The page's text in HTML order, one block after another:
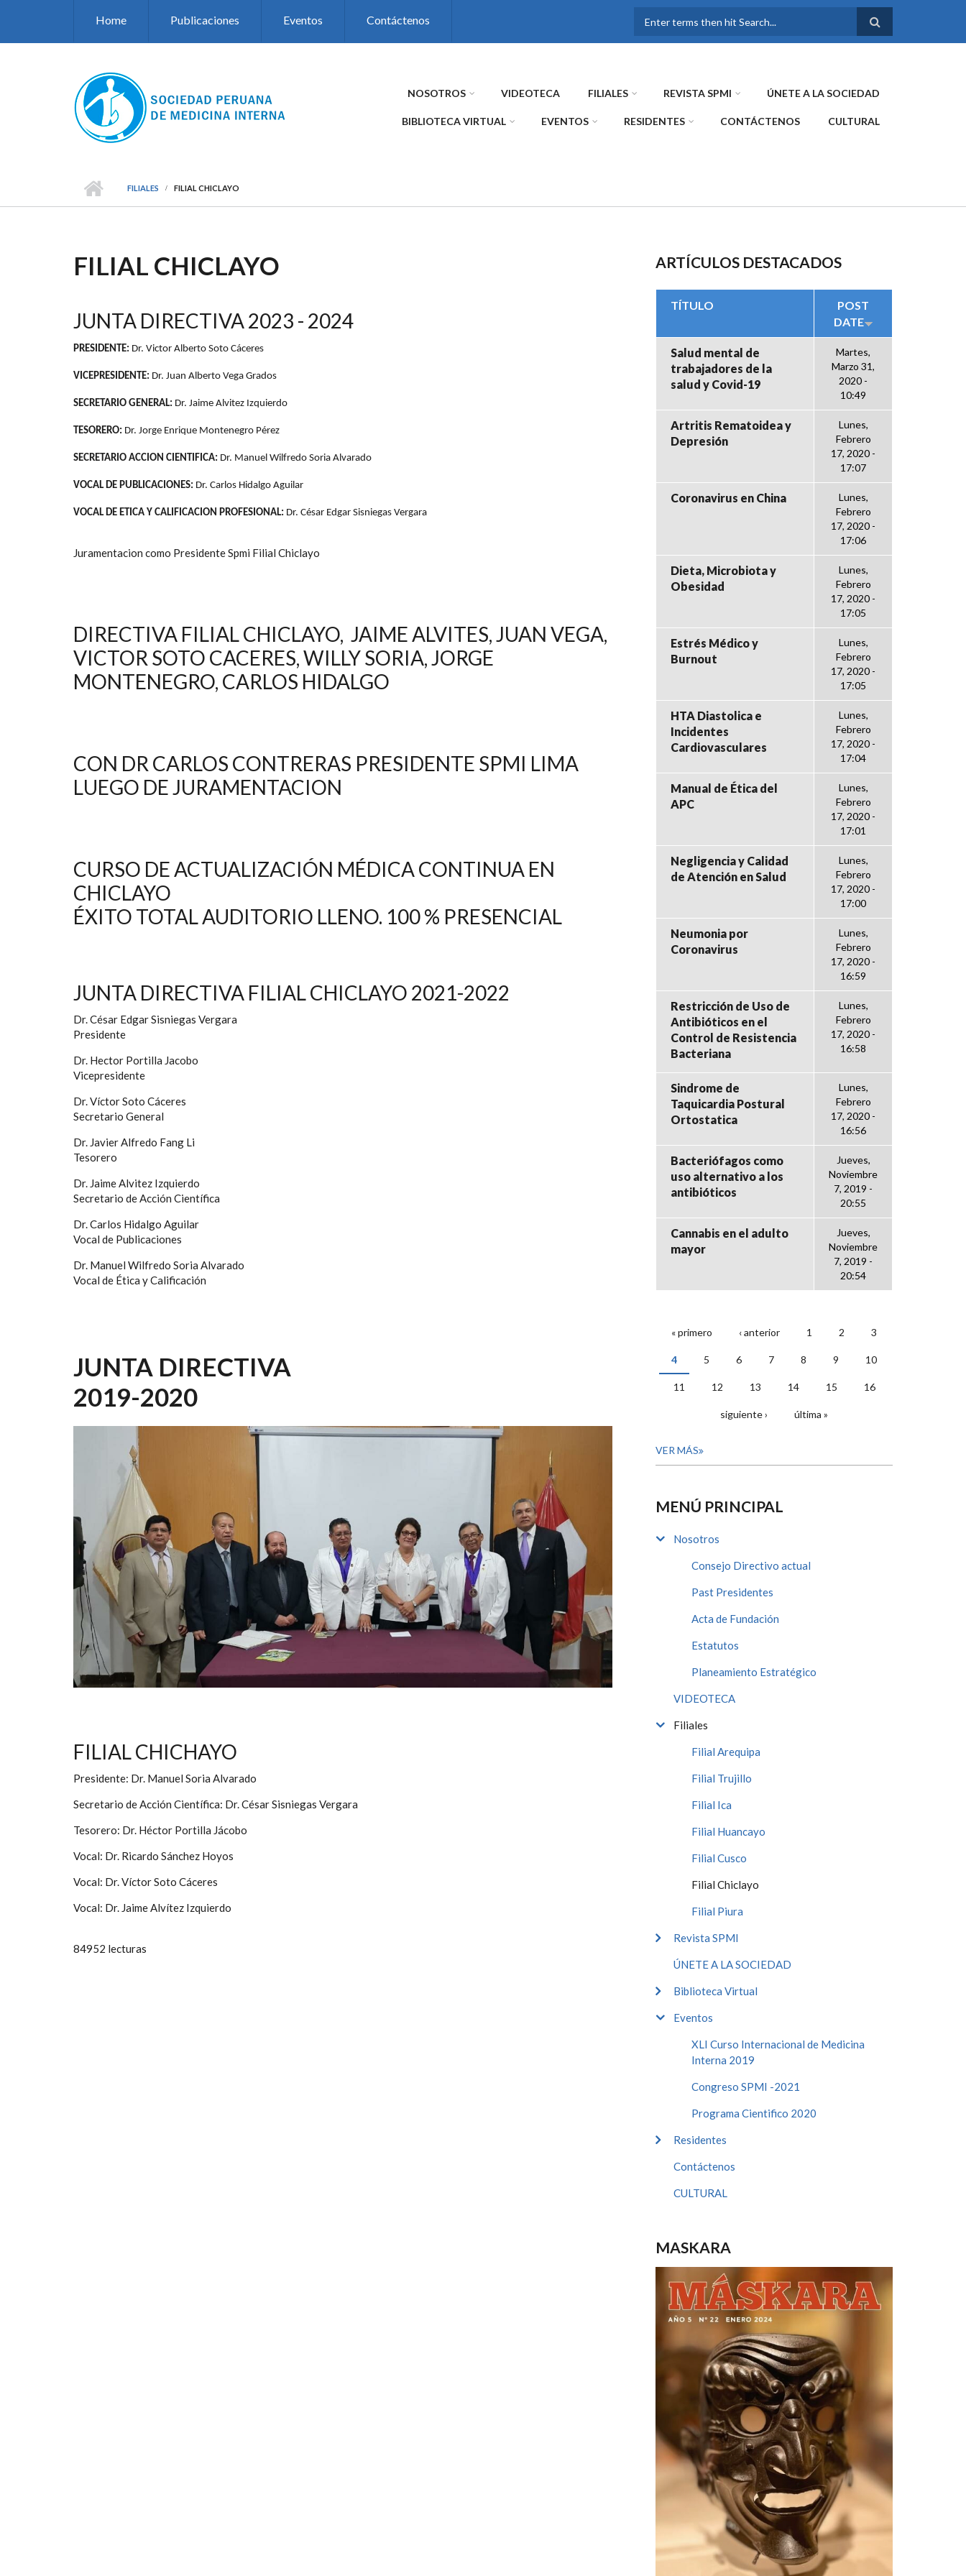
Home Publicaciones Eventos Contáctenos
FORMULARIO DE
NOSOTROS VIDEOTECA FILIALES REVISTA SPMI ÚNETE A LA SOCIEDAD
BIBLIOTECA VIRTUAL EVENTOS RESIDENTES CONTÁCTENOS CULTURAL
FILIALES FILIAL CHICLAYO
FILIAL CHICLAYO
JUNTA DIRECTIVA 2023 - 2024
PRESIDENTE: Dr. Victor Alberto Soto Cáceres
VICEPRESIDENTE: Dr. Juan Alberto Vega Grados
SECRETARIO GENERAL: Dr. Jaime Alvitez Izquierdo
TESORERO: Dr. Jorge Enrique Montenegro Pérez
SECRETARIO ACCION CIENTIFICA: Dr. Manuel Wilfredo Soria Alvarado
VOCAL DE PUBLICACIONES: Dr. Carlos Hidalgo Aguilar
VOCAL DE ETICA Y CALIFICACION PROFESIONAL: Dr. César Edgar Sisniegas Vergara
Juramentacion como Presidente Spmi Filial Chiclayo
DIRECTIVA FILIAL CHICLAYO, JAIME ALVITES, JUAN VEGA,
VICTOR SOTO CACERES, WILLY SORIA, JORGE
MONTENEGRO, CARLOS HIDALGO
CON DR CARLOS CONTRERAS PRESIDENTE SPMI LIMA
LUEGO DE JURAMENTACION
CURSO DE ACTUALIZACIÓN MÉDICA CONTINUA EN
CHICLAYO
ÉXITO TOTAL AUDITORIO LLENO. 100 % PRESENCIAL
JUNTA DIRECTIVA FILIAL CHICLAYO 2021-2022
Dr. César Edgar Sisniegas Vergara
Presidente
Dr. Hector Portilla Jacobo
Vicepresidente
Dr. Víctor Soto Cáceres
Secretario General
Dr. Javier Alfredo Fang Li
Tesorero
Dr. Jaime Alvitez Izquierdo
Secretario de Acción Científica
Dr. Carlos Hidalgo Aguilar
Vocal de Publicaciones
Dr. Manuel Wilfredo Soria Alvarado
Vocal de Ética y Calificación
JUNTA DIRECTIVA
2019-2020
FILIAL CHICHAYO
Presidente: Dr. Manuel Soria Alvarado
Secretario de Acción Científica: Dr. César Sisniegas Vergara
Tesorero: Dr. Héctor Portilla Jácobo
Vocal: Dr. Ricardo Sánchez Hoyos
Vocal: Dr. Víctor Soto Cáceres
Vocal: Dr. Jaime Alvítez Izquierdo
84952 lecturas
ARTÍCULOS DESTACADOS
TÍTULO
POST
DATE
Salud mental de
trabajadores de la
salud y Covid-19
Martes,
Marzo 31,
2020 -
10:49
Artritis Rematoidea y
Depresión
Lunes,
Febrero
17, 2020 -
17:07
Coronavirus en China
Lunes,
Febrero
17, 2020 -
17:06
Dieta, Microbiota y
Obesidad
Lunes,
Febrero
17, 2020 -
17:05
Estrés Médico y
Burnout
Lunes,
Febrero
17, 2020 -
17:05
HTA Diastolica e
Incidentes
Cardiovasculares
Lunes,
Febrero
17, 2020 -
17:04
Manual de Ética del
APC
Lunes,
Febrero
17, 2020 -
17:01
Negligencia y Calidad
de Atención en Salud
Lunes,
Febrero
17, 2020 -
17:00
Neumonia por
Coronavirus
Lunes,
Febrero
17, 2020 -
16:59
Restricción de Uso de
Antibióticos en el
Control de Resistencia
Bacteriana
Lunes,
Febrero
17, 2020 -
16:58
Sindrome de
Taquicardia Postural
Ortostatica
Lunes,
Febrero
17, 2020 -
16:56
Bacteriófagos como
uso alternativo a los
antibióticos
Jueves,
Noviembre
7, 2019 -
20:55
Cannabis en el adulto
mayor
Jueves,
Noviembre
7, 2019 -
20:54
PÁGINAS
« primero ‹ anterior 1 2 3
4 5 6 7 8 9 10
11 12 13 14 15 16
siguiente › última »
VER MÁS
MENÚ PRINCIPAL
Nosotros
Consejo Directivo actual
Past Presidentes
Acta de Fundación
Estatutos
Planeamiento Estratégico
VIDEOTECA
Filiales
Filial Arequipa
Filial Trujillo
Filial Ica
Filial Huancayo
Filial Cusco
Filial Chiclayo
Filial Piura
Revista SPMI
ÚNETE A LA SOCIEDAD
Biblioteca Virtual
Eventos
XLI Curso Internacional de Medicina
Interna 2019
Congreso SPMI -2021
Programa Cientifico 2020
Residentes
Contáctenos
CULTURAL
MASKARA